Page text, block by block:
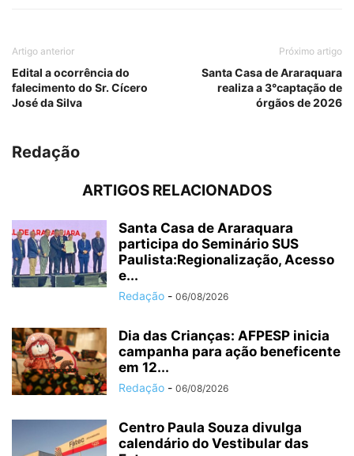
Artigo anterior
Edital a ocorrência do
falecimento do Sr. Cícero
José da Silva
Próximo artigo
Santa Casa de Araraquara
realiza a 3°captação de
órgãos de 2026
Redação
ARTIGOS RELACIONADOS
Santa Casa de Araraquara
participa do Seminário SUS
Paulista:Regionalização, Acesso
e...
Redação - 06/08/2026
Dia das Crianças: AFPESP inicia
campanha para ação beneficente
em 12...
Redação - 06/08/2026
Centro Paula Souza divulga
calendário do Vestibular das